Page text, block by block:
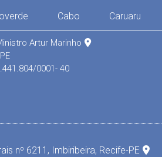
Cabo Caruaru
Artur Marinho
0001- 40
nº 6211, Imbiribeira, Recife-PE